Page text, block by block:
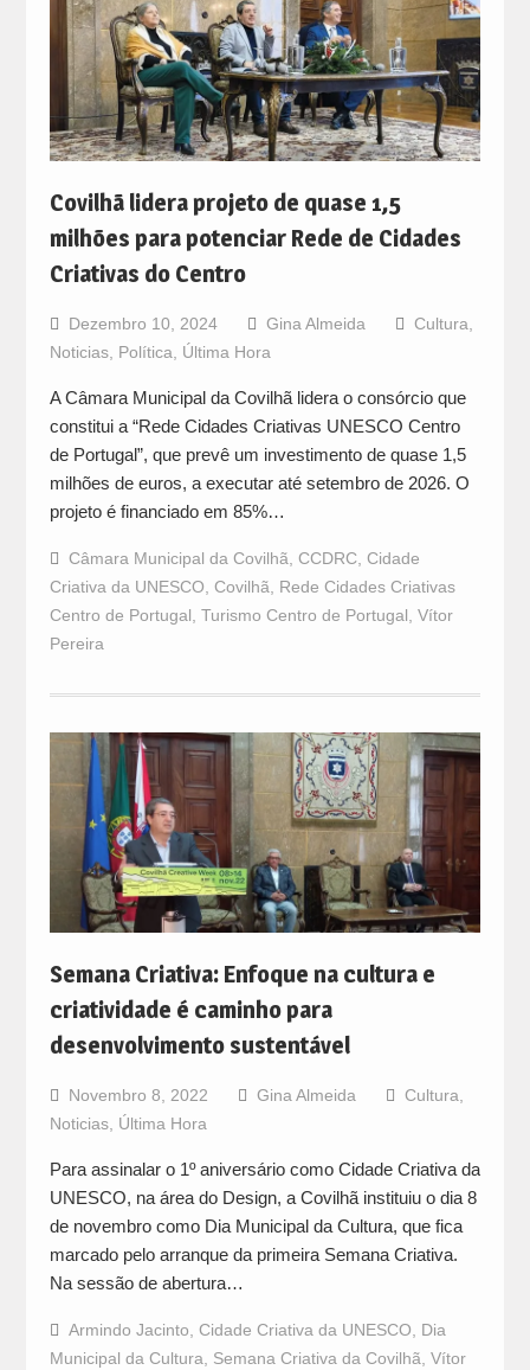
Covilhã lidera projeto de quase 1,5
milhões para potenciar Rede de Cidades
Criativas do Centro
Dezembro 10, 2024 Gina Almeida Cultura
Noticias, Política Última Hora
A Câmara Municipal da Covilhã lidera o consórcio que
constitui a “Rede Cidades Criativas UNESCO Centro
de Portugal”, que prevê um investimento de quase 1,5
milhões de euros, a executar até setembro de 2026. O
projeto é financiado em 85%…
Câmara Municipal da Covilhã CCDRC, Cidade
Criativa da UNESCO Covilhã
Rede Cidades Criativas
Centro de Portugal Turismo Centro de Portugal Vítor
Pereira
Semana Criativa: Enfoque na cultura e
criatividade é caminho para
desenvolvimento sustentável
Novembro 8, 2022 Gina Almeida Cultura,
Noticias, Última Hora
Para assinalar o 1º aniversário como Cidade Criativa da
UNESCO, na área do Design, a Covilhã instituiu o dia 8
de novembro como Dia Municipal da Cultura, que fica
marcado pelo arranque da primeira Semana Criativa.
Na sessão de abertura…
Armindo Jacinto, Cidade Criativa da UNESCO, Dia
Municipal da Cultura, Semana Criativa da Covilhã, Vítor